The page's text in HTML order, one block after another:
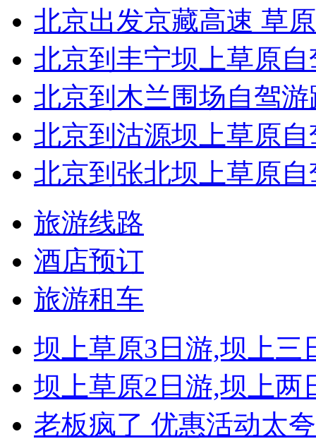
北京出发京藏高速 草
北京到丰宁坝上草原
北京到木兰围场自驾游
北京到沽源坝上草原
北京到张北坝上草原
旅游线路
酒店预订
旅游租车
坝上草原3日游,坝上三
坝上草原2日游,坝上两
老板疯了 优惠活动太